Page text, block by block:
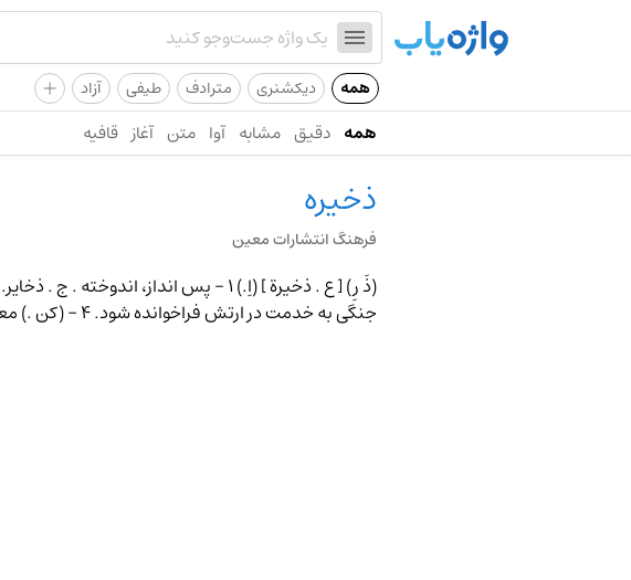
همه دیکشنری مترادف طیفی آزاد +
همه دقیق مشابه آوا متن آغاز قافیه
ذخیره
فرهنگ انتشارات معین
جنگی به خدمت در ارتش فراخوانده شود. 4 - (کن .) معلومات ، افکار. 5 - (کن ) پول ، مال ، طلا.